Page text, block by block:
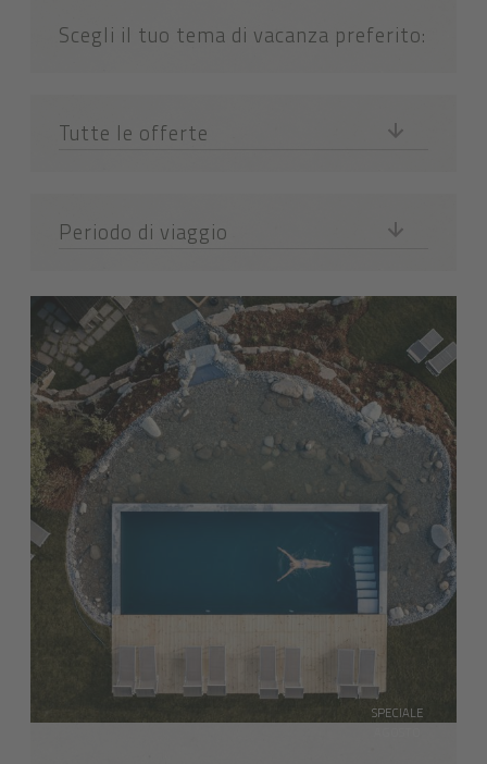
Scegli il tuo tema di vacanza preferito:
Tutte le offerte
Periodo di viaggio
SPECIALE